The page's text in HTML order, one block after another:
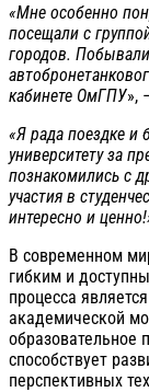
«Мне особенно
посещали с
городов.
кабинете ОмГПУ»,
«Я рада поездке и
университету за
познакомились с
участия в
интересно и
В современном
гибким и
процесса
академической
образовательное
способствует
перспективных